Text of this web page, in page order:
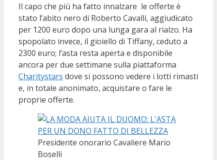
Il capo che più ha fatto innalzare le offerte è
stato l’abito nero di Roberto Cavalli, aggiudicato
per 1200 euro dopo una lunga gara al rialzo. Ha
spopolato invece, il gioiello di Tiffany, ceduto a
2300 euro; l’asta resta aperta e disponibile
ancora per due settimane sulla piattaforma
Charitystars dove si possono vedere i lotti rimasti
e, in totale anonimato, acquistare o fare le
proprie offerte.
Presidente onorario Cavaliere Mario
Boselli